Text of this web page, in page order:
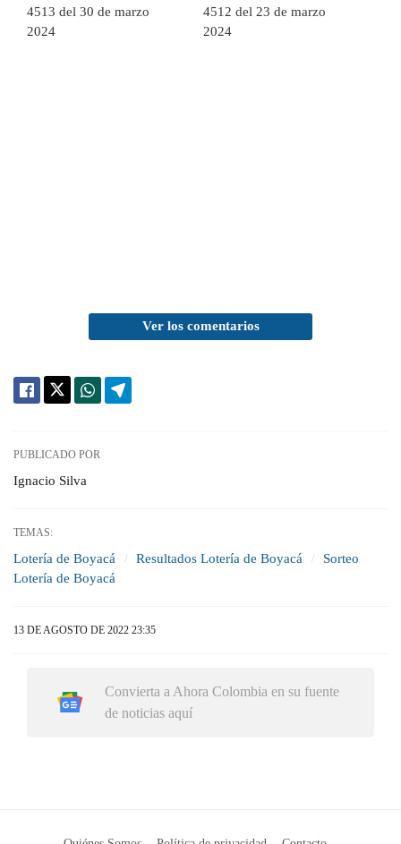
4513 del 30 de marzo
2024
4512 del 23 de marzo
2024
Ver los comentarios
PUBLICADO POR
Ignacio Silva
TEMAS:
Lotería de Boyacá Resultados Lotería de Boyacá
Sorteo
Lotería de Boyacá
13 DE AGOSTO DE 2022 23:35
Convierta a Ahora Colombia en su fuente
de noticias aquí